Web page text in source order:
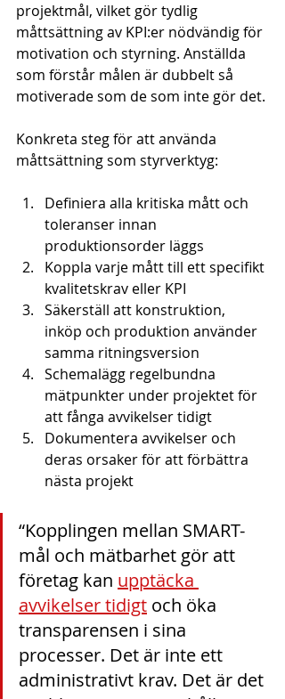
projektmål, vilket gör tydlig
måttsättning av KPI:er nödvändig för
motivation och styrning. Anställda
som förstår målen är dubbelt så
motiverade som de som inte gör det.
Konkreta steg för att använda
måttsättning som styrverktyg:
Definiera alla kritiska mått och
toleranser innan
produktionsorder läggs
Koppla varje mått till ett specifikt
kvalitetskrav eller KPI
Säkerställ att konstruktion,
inköp och produktion använder
samma ritningsversion
Schemalägg regelbundna
mätpunkter under projektet för
att fånga avvikelser tidigt
Dokumentera avvikelser och
deras orsaker för att förbättra
nästa projekt
“Kopplingen mellan SMART-
mål och mätbarhet gör att
företag kan upptäcka
avvikelser tidigt och öka
transparensen i sina
processer. Det är inte ett
administrativt krav. Det är det